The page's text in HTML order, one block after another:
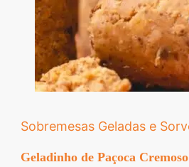
Sobremesas Geladas e
Geladinho de Paçoca Cremoso